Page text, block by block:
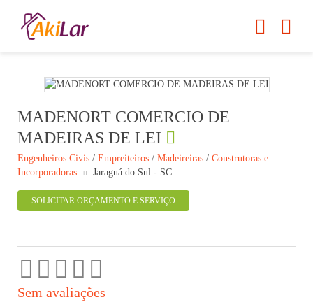
MADENORT COMERCIO DE
MADEIRAS DE LEI
Engenheiros Civis / Empreiteiros / Madeireiras / Construtoras e
Incorporadoras
Jaraguá do Sul - SC
SOLICITAR ORÇAMENTO E SERVIÇO
Sem avaliações